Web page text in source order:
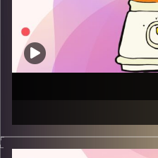
בהגשת רועי בלוך